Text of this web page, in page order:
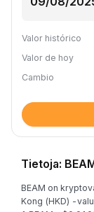
Valor histórico
Valor de hoy
Cambio
Tietoja:
BEAM on
Kong (HKD) -